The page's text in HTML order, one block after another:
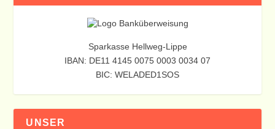
Sparkasse Hellweg-Lippe
IBAN: DE11 4145 0075 0003 0034 07
BIC: WELADED1SOS
UNSER